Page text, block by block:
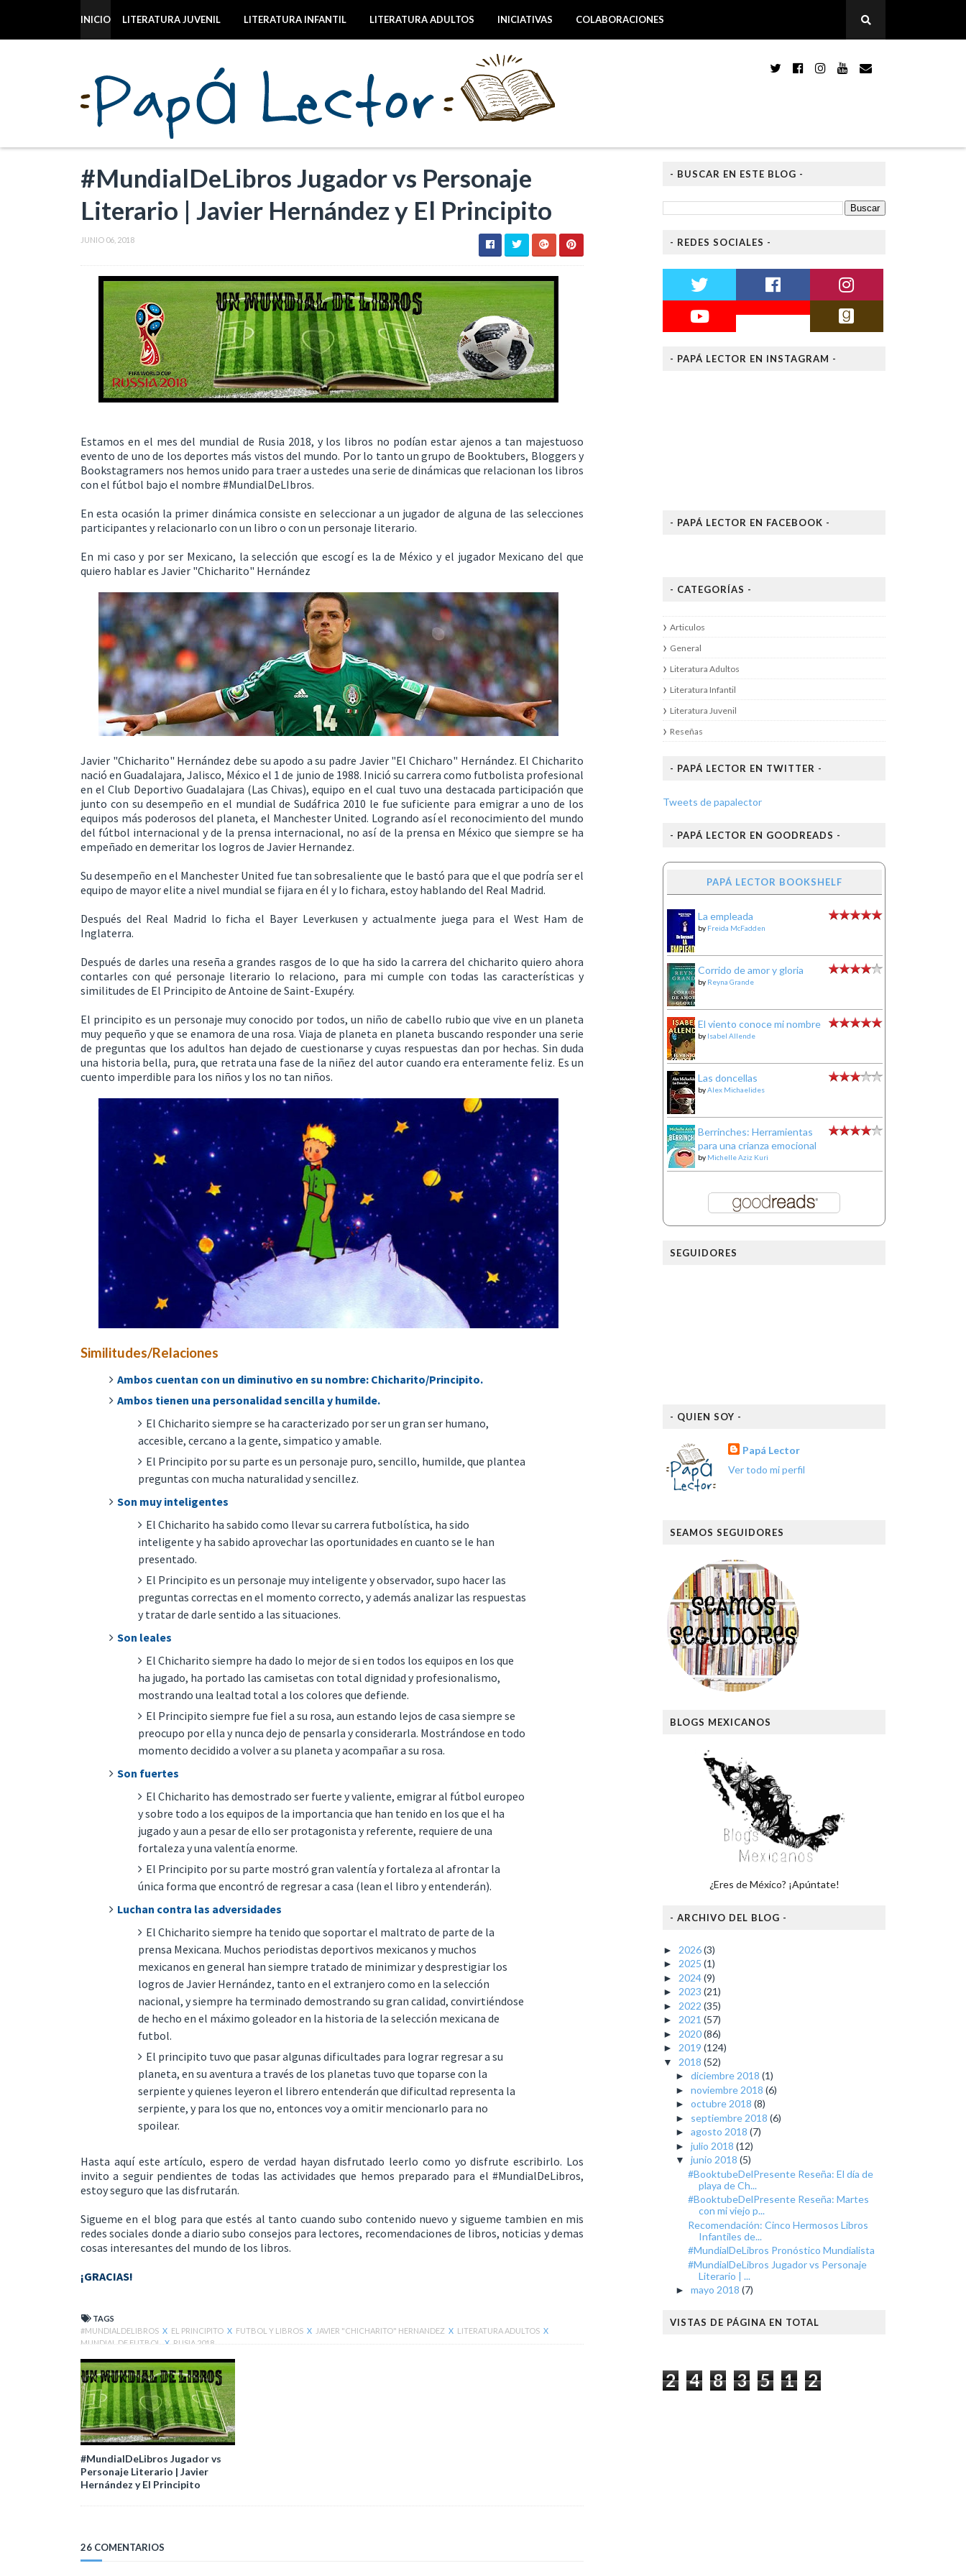
INICIO LITERATURA JUVENIL LITERATURA INFANTIL LITERATURA ADULTOS INICIATIVAS COLABORACIONES
#MundialDeLibros Jugador vs Personaje
Literario | Javier Hernández y El Principito
JUNIO 06, 2018
Estamos en el mes del mundial de Rusia 2018, y los libros no podían estar ajenos a tan majestuoso
evento de uno de los deportes más vistos del mundo. Por lo tanto un grupo de Booktubers, Bloggers y
Bookstagramers nos hemos unido para traer a ustedes una serie de dinámicas que relacionan los libros
con el fútbol bajo el nombre #MundialDeLIbros.
En esta ocasión la primer dinámica consiste en seleccionar a un jugador de alguna de las selecciones
participantes y relacionarlo con un libro o con un personaje literario.
En mi caso y por ser Mexicano, la selección que escogí es la de México y el jugador Mexicano del que
quiero hablar es Javier "Chicharito" Hernández
Javier "Chicharito" Hernández debe su apodo a su padre Javier "El Chicharo" Hernández. El Chicharito
nació en Guadalajara, Jalisco, México el 1 de junio de 1988. Inició su carrera como futbolista profesional
en el Club Deportivo Guadalajara (Las Chivas), equipo en el cual tuvo una destacada participación que
junto con su desempeño en el mundial de Sudáfrica 2010 le fue suficiente para emigrar a uno de los
equipos más poderosos del planeta, el Manchester United. Logrando así el reconocimiento del mundo
del fútbol internacional y de la prensa internacional, no así de la prensa en México que siempre se ha
empeñado en demeritar los logros de Javier Hernandez.
Su desempeño en el Manchester United fue tan sobresaliente que le bastó para que el que podría ser el
equipo de mayor elite a nivel mundial se fijara en él y lo fichara, estoy hablando del Real Madrid.
Después del Real Madrid lo ficha el Bayer Leverkusen y actualmente juega para el West Ham de
Inglaterra.
Después de darles una reseña a grandes rasgos de lo que ha sido la carrera del chicharito quiero ahora
contarles con qué personaje literario lo relaciono, para mi cumple con todas las características y
similitudes de El Principito de Antoine de Saint-Exupéry.
El principito es un personaje muy conocido por todos, un niño de cabello rubio que vive en un planeta
muy pequeño y que se enamora de una rosa. Viaja de planeta en planeta buscando responder una serie
de preguntas que los adultos han dejado de cuestionarse y cuyas respuestas dan por hechas. Sin duda
una historia bella, pura, que retrata una fase de la niñez del autor cuando era enteramente feliz. Es un
cuento imperdible para los niños y los no tan niños.
Similitudes/Relaciones
Ambos cuentan con un diminutivo en su nombre: Chicharito/Principito.
Ambos tienen una personalidad sencilla y humilde.
El Chicharito siempre se ha caracterizado por ser un gran ser humano,
accesible, cercano a la gente, simpatico y amable.
El Principito por su parte es un personaje puro, sencillo, humilde, que plantea
preguntas con mucha naturalidad y sencillez.
Son muy inteligentes
El Chicharito ha sabido como llevar su carrera futbolística, ha sido
inteligente y ha sabido aprovechar las oportunidades en cuanto se le han
presentado.
El Principito es un personaje muy inteligente y observador, supo hacer las
preguntas correctas en el momento correcto, y además analizar las respuestas
y tratar de darle sentido a las situaciones.
Son leales
El Chicharito siempre ha dado lo mejor de si en todos los equipos en los que
ha jugado, ha portado las camisetas con total dignidad y profesionalismo,
mostrando una lealtad total a los colores que defiende.
El Principito siempre fue fiel a su rosa, aun estando lejos de casa siempre se
preocupo por ella y nunca dejo de pensarla y considerarla. Mostrándose en todo
momento decidido a volver a su planeta y acompañar a su rosa.
Son fuertes
El Chicharito has demostrado ser fuerte y valiente, emigrar al fútbol europeo
y sobre todo a los equipos de la importancia que han tenido en los que el ha
jugado y aun a pesar de ello ser protagonista y referente, requiere de una
fortaleza y una valentía enorme.
El Principito por su parte mostró gran valentía y fortaleza al afrontar la
única forma que encontró de regresar a casa (lean el libro y entenderán).
Luchan contra las adversidades
El Chicharito siempre ha tenido que soportar el maltrato de parte de la
prensa Mexicana. Muchos periodistas deportivos mexicanos y muchos
mexicanos en general han siempre tratado de minimizar y desprestigiar los
logros de Javier Hernández, tanto en el extranjero como en la selección
nacional, y siempre ha terminado demostrando su gran calidad, convirtiéndose
de hecho en el máximo goleador en la historia de la selección mexicana de
futbol.
El principito tuvo que pasar algunas dificultades para lograr regresar a su
planeta, en su aventura a través de los planetas tuvo que toparse con la
serpiente y quienes leyeron el librero entenderán que dificultad representa la
serpiente, y para los que no, entonces voy a omitir mencionarlo para no
spoilear.
Hasta aquí este artículo, espero de verdad hayan disfrutado leerlo como yo disfrute escribirlo. Los
invito a seguir pendientes de todas las actividades que hemos preparado para el #MundialDeLibros,
estoy seguro que las disfrutarán.
Sigueme en el blog para que estés al tanto cuando subo contenido nuevo y sigueme tambien en mis
redes sociales donde a diario subo consejos para lectores, recomendaciones de libros, noticias y demas
cosas interesantes del mundo de los libros.
¡GRACIAS!
TAGS
#MUNDIALDELIBROS X EL PRINCIPITO X FUTBOL Y LIBROS X JAVIER "CHICHARITO" HERNANDEZ X LITERATURA ADULTOS X
MUNDIAL DE FUTBOL X RUSIA 2018
#MundialDeLibros Jugador vs
Personaje Literario | Javier
Hernández y El Principito
26 COMENTARIOS
- BUSCAR EN ESTE BLOG -
- REDES SOCIALES -
- PAPÁ LECTOR EN INSTAGRAM -
- PAPÁ LECTOR EN FACEBOOK -
- CATEGORÍAS -
Articulos
General
Literatura Adultos
Literatura Infantil
Literatura Juvenil
Reseñas
- PAPÁ LECTOR EN TWITTER -
Tweets de papalector
- PAPÁ LECTOR EN GOODREADS -
PAPÁ LECTOR BOOKSHELF
La empleada
by Freida McFadden
Corrido de amor y gloria
by Reyna Grande
El viento conoce mi nombre
by Isabel Allende
Las doncellas
byAlex Michaelides
Berrinches: Herramientas
para una crianza emocional
by Michelle Aziz Kuri
SEGUIDORES
- QUIEN SOY -
Papá Lector
Ver todo mi perfil
SEAMOS SEGUIDORES
BLOGS MEXICANOS
¿Eres de México? ¡Apúntate!
- ARCHIVO DEL BLOG -
► 2026(3)
► 2025 (1)
► 2024(9)
► 2023 (21)
► 2022 (35)
► 2021 (57)
► 2020(86)
► 2019 (124)
▼ 2018 (52)
► diciembre 2018 (1)
► noviembre 2018 (6)
► octubre 2018 (8)
► septiembre 2018 (6)
► agosto 2018 (7)
► julio 2018 (12)
▼ junio 2018 (5)
#BooktubeDelPresente Reseña: El día de
playa de Ch...
#BooktubeDelPresente Reseña: Martes
con mi viejo p...
Recomendación: Cinco Hermosos Libros
Infantiles de...
#MundialDeLibros Pronóstico Mundialista
#MundialDeLibros Jugador vs Personaje
Literario | ...
► mayo 2018 (7)
VISTAS DE PÁGINA EN TOTAL
2 4 8 3 5 1 2